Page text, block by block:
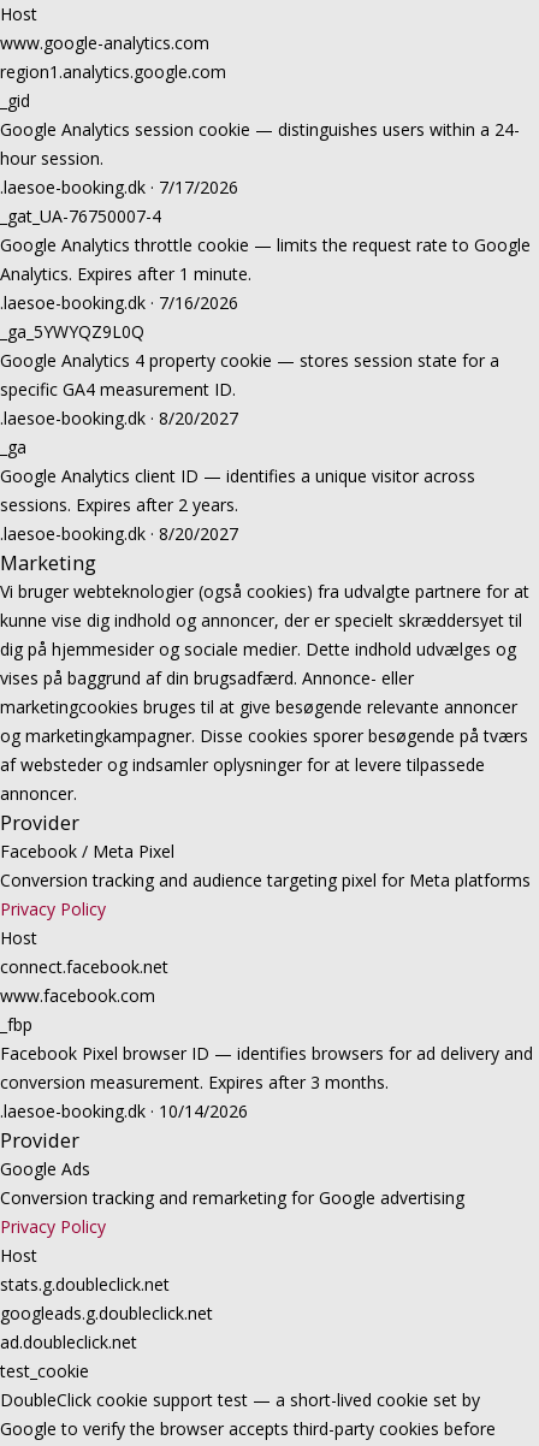
Host
www.google-analytics.com
region1.analytics.google.com
_gid
Google Analytics session cookie — distinguishes users within a 24-
hour session.
.laesoe-booking.dk · 7/17/2026
_gat_UA-76750007-4
Google Analytics throttle cookie — limits the request rate to Google
Analytics. Expires after 1 minute.
.laesoe-booking.dk · 7/16/2026
_ga_5YWYQZ9L0Q
Google Analytics 4 property cookie — stores session state for a
specific GA4 measurement ID.
.laesoe-booking.dk · 8/20/2027
_ga
Google Analytics client ID — identifies a unique visitor across
sessions. Expires after 2 years.
.laesoe-booking.dk · 8/20/2027
Marketing
Vi bruger webteknologier (også cookies) fra udvalgte partnere for at
kunne vise dig indhold og annoncer, der er specielt skræddersyet til
dig på hjemmesider og sociale medier. Dette indhold udvælges og
vises på baggrund af din brugsadfærd. Annonce- eller
marketingcookies bruges til at give besøgende relevante annoncer
og marketingkampagner. Disse cookies sporer besøgende på tværs
af websteder og indsamler oplysninger for at levere tilpassede
annoncer.
Provider
Facebook / Meta Pixel
Conversion tracking and audience targeting pixel for Meta platforms
Privacy Policy
Host
connect.facebook.net
www.facebook.com
_fbp
Facebook Pixel browser ID — identifies browsers for ad delivery and
conversion measurement. Expires after 3 months.
.laesoe-booking.dk · 10/14/2026
Provider
Google Ads
Conversion tracking and remarketing for Google advertising
Privacy Policy
Host
stats.g.doubleclick.net
googleads.g.doubleclick.net
ad.doubleclick.net
test_cookie
DoubleClick cookie support test — a short-lived cookie set by
Google to verify the browser accepts third-party cookies before